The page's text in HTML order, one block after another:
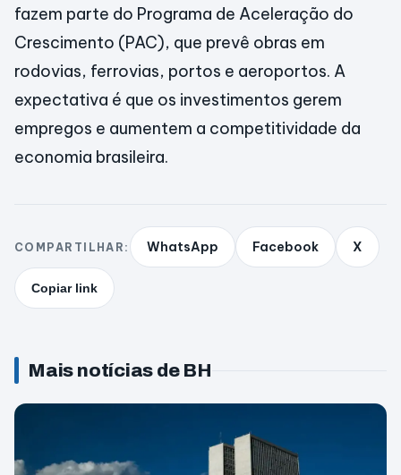
fazem parte do Programa de Aceleração do
Crescimento (PAC), que prevê obras em
rodovias, ferrovias, portos e aeroportos. A
expectativa é que os investimentos gerem
empregos e aumentem a competitividade da
economia brasileira.
COMPARTILHAR: WhatsApp Facebook X
Copiar link
Mais notícias de BH